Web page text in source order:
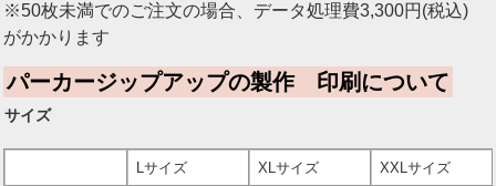
※50枚未満でのご注文の場合、データ処理費3,300円(税込)
がかかります
パーカージップアップの製作 印刷について
サイズ
Lサイズ XLサイズ XXLサイズ